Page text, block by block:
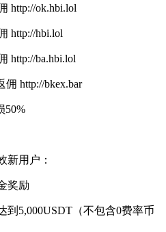
http://ok.hbi.lol
http://hbi.lol
http://ba.hbi.lol
http://bkex.bar
50%
新用户：
奖励
到5,000USDT（不包含0费率币